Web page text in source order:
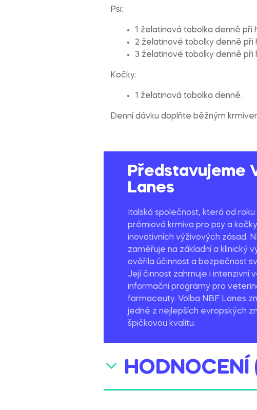
Psi:
1 želatinová tobolka denně při
2 želatinové tobolky denně při
3 želatinové tobolky denně při
Kočky:
1 želatinová tobolka denně.
Denní dávku doplňte běžným
Představujeme
Lanes
Italská společnost, která od roku
prémiová krmiva pro psy a
inovativních výživových zásad.
zaměřuje na základní a klinický
ověřila účinnost a bezpečnost
Její činnost zahrnuje i intenzivní
informační programy pro
farmaceuty. Volba NBF Lanes
jedné z nejlepších evropských
špičkovou kvalitu.
HODNOCENÍ